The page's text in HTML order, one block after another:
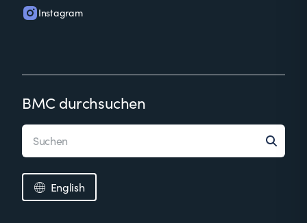
Instagram
BMC durchsuchen
English